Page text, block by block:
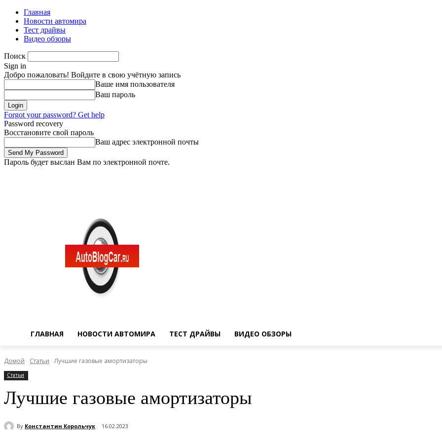
Главная
Новости автомира
Тест драйвы
Видео обзоры
Поиск
Sign in
Добро пожаловать! Войдите в свою учётную запись
Ваше имя пользователя
Ваш пароль
Forgot your password? Get help
Password recovery
Восстановите свой пароль
Ваш адрес электронной почты
Пароль будет выслан Вам по электронной почте.
ГЛАВНАЯ НОВОСТИ АВТОМИРА ТЕСТ ДРАЙВЫ ВИДЕО ОБЗОРЫ
Домой Статьи Лучшие газовые амортизаторы
Статьи
Лучшие газовые амортизаторы
By Константин Корольчук 16.02.2023